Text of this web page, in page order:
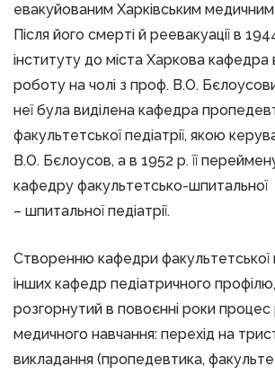
евакуйованим Харківським
Після його смерті й реевакуації в
інституту до міста Харкова кафедра
роботу на чолі з проф. В.О.
неї була виділена кафедра
факультетської педіатрії, якою
В.О. Бєлоусов, а в 1952 р. її
кафедру факультетсько-шпитальної
– шпитальної педіатрії.
Створенню кафедри факультетської
інших кафедр педіатричного
розгорнутий в повоєнні роки
медичного навчання: перехід на
викладання (пропедевтика,